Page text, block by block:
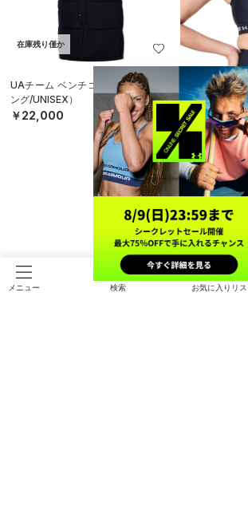
メニュー 検索 お気に入りリス
在庫残り僅か
UAチーム ベンチコート（トレーニ
ング/UNISEX）
￥22,000
UAアーマ
アムサポー
EN）
￥3,960
TOP ウィメンズ トレーニング＋サッカ